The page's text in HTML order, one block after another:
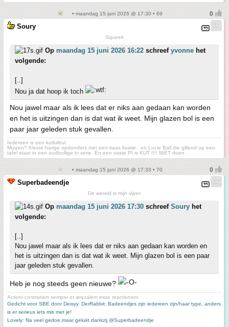
• maandag 15 juni 2026 @ 17:30 • 69
Soury
Squeek
Op maandag 15 juni 2026 16:22 schreef yvonne het
volgende:
[..]
Nou ja dat hoop ik toch
Nou jawel maar als ik lees dat er niks aan gedaan kan worden
en het is uitzingen dan is dat wat ik weet. Mijn glazen bol is een
paar jaar geleden stuk gevallen.
Iedereen is een kutlultrut
Muizen? Kleine harige opdonders met een kaas fixatie., en Lucie Ball die gillend op een
tafel staat in een oudbollige tv serie. En een vaste PI is KUT !!!! NIET doen
• maandag 15 juni 2026 @ 17:33 • 70
Superbadeendje
De wereld is mijn vijver
Op maandag 15 juni 2026 17:30 schreef Soury het
volgende:
[..]
Nou jawel maar als ik lees dat er niks aan gedaan kan worden en
het is uitzingen dan is dat wat ik weet. Mijn glazen bol is een paar
jaar geleden stuk gevallen.
Heb je nog steeds geen nieuwe?
Actioni contrariam semper et æqualem esse reactionem
Gedicht voor SBE door Deisyy, DerRabbit: Badeendjes zijn iedereen zijn/haar type, anders
is er serieus iets mis met je!
Lovely: Na veel gedoe,maar gelukt dankzij @Superbadeendje